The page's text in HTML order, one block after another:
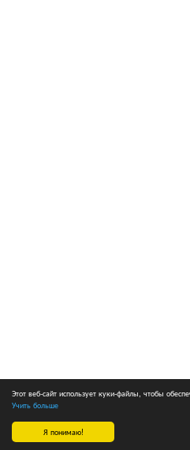
Я понимаю!
Этот веб-сайт использует куки-файлы, чтобы
Учить больше